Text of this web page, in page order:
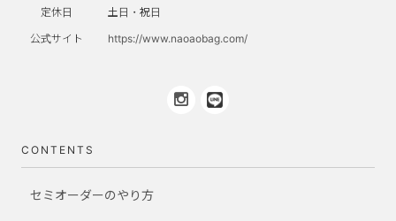
定休日
土日・祝日
公式サイト
https://www.naoaobag.com/
CONTENTS
セミオーダーのやり方